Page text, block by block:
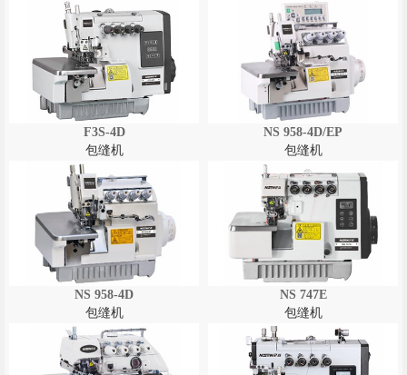
F3S-4D
包缝机
NS 958-4D/EP
包缝机
NS 958-4D
包缝机
NS 747E
包缝机